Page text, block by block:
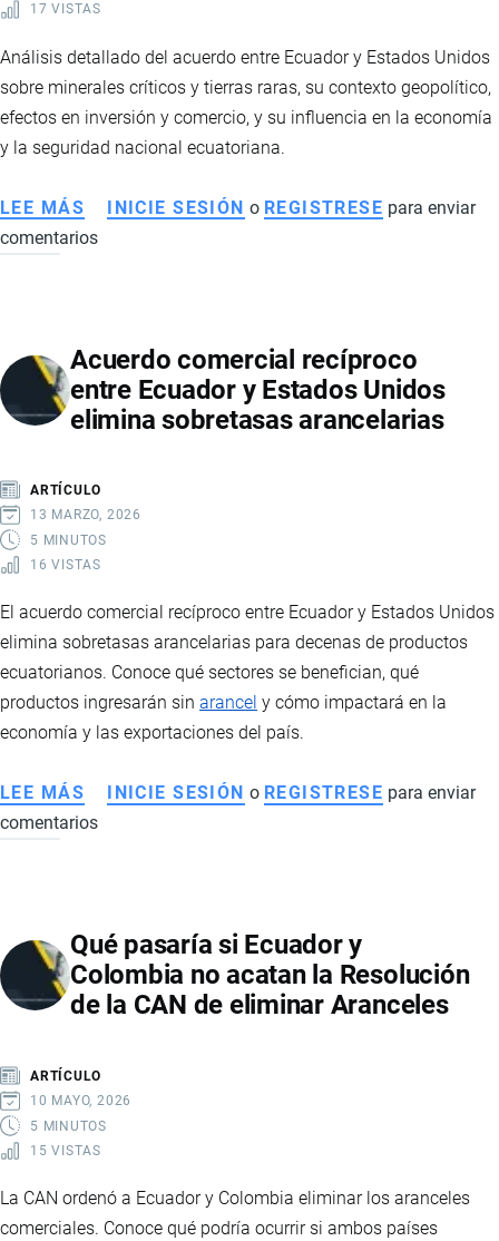
BENEFICIOS
17 VISTAS
Análisis detallado del acuerdo entre Ecuador y Estados Unidos
sobre minerales críticos y tierras raras, su contexto geopolítico,
efectos en inversión y comercio, y su influencia en la economía
y la seguridad nacional ecuatoriana.
LEE MÁS SOBRE
ACUERDO
EE.UU.:
MINERALES
CRÍTICOS
RARAS
INICIE SESIÓN o REGISTRESE para enviar
comentarios
Acuerdo comercial recíproco
entre Ecuador y Estados Unidos
elimina sobretasas arancelarias
ARTÍCULO
13 MARZO, 2026
5 MINUTOS
16 VISTAS
El acuerdo comercial recíproco entre Ecuador y Estados Unidos
elimina sobretasas arancelarias para decenas de productos
ecuatorianos. Conoce qué sectores se benefician, qué
productos ingresarán sin arancel y cómo impactará en la
economía y las exportaciones del país.
LEE MÁS SOBRE
ACUERDO
ECUADOR
Y
ESTADOS
SOBRETASAS
ARANCELARIAS
INICIE SESIÓN o REGISTRESE para enviar
comentarios
Qué pasaría si Ecuador y
Colombia no acatan la Resolución
de la CAN de eliminar Aranceles
ARTÍCULO
10 MAYO, 2026
5 MINUTOS
15 VISTAS
La CAN ordenó a Ecuador y Colombia eliminar los aranceles
comerciales. Conoce qué podría ocurrir si ambos países